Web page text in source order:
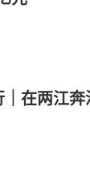
在两江